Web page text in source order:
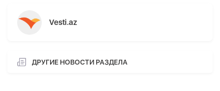
Vesti.az
ДРУГИЕ НОВОСТИ РАЗДЕЛА